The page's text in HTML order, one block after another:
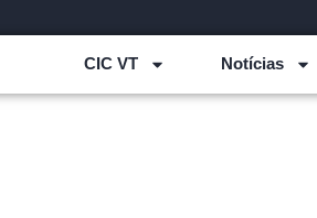
CIC VT Notícias